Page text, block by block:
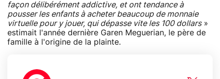
façon délibérément addictive, et ont tendance à
pousser les enfants à acheter beaucoup de monnaie
virtuelle pour y jouer, qui dépasse vite les 100 dollars»
estimait l'année dernière Garen Meguerian, le père de
famille à l'origine de la plainte.